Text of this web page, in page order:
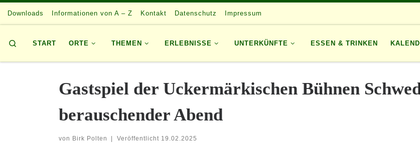
Zum Inhalt springen
Downloads Informationen von A – Z Kontakt Datenschutz Impressum
START ORTE THEMEN ERLEBNISSE UNTERKÜNFTE ESSEN & TRINKEN
Search
Gastspiel der Uckermärkischen Bühnen
berauschender Abend
von Birk Polten Veröffentlicht 19.02.2025